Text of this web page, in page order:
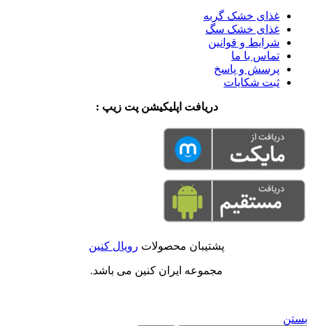
غذای خشک گربه
غذای خشک سگ
شرایط و قوانین
تماس با ما
پرسش و پاسخ
ثبت شکایات
دریافت اپلیکیشن پت زیپ :
پشتیبان محصولات رویال کنین
مجموعه ایران کنین می باشد.
بستن